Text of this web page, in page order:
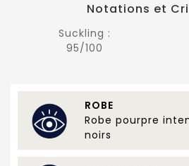
Notations et
Suckling :
95/100
ROBE
Robe pourpre
noirs